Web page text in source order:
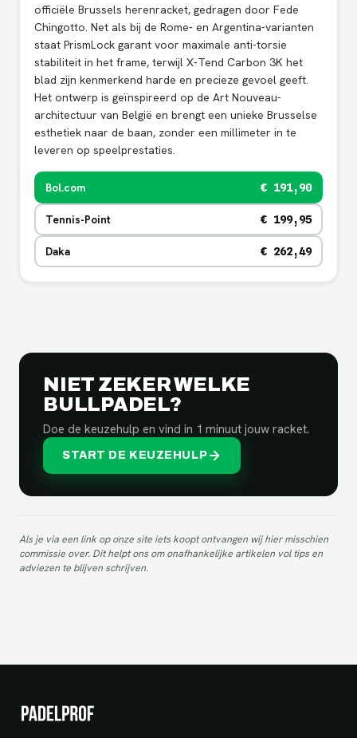
officiële Brussels herenracket, gedragen door Fede
Chingotto. Net als bij de Rome- en Argentina-varianten
staat PrismLock garant voor maximale anti-torsie
stabiliteit in het frame, terwijl X-Tend Carbon 3K het
blad zijn kenmerkend harde en precieze gevoel geeft.
Het ontwerp is geïnspireerd op de Art Nouveau-
architectuur van België en brengt een unieke Brusselse
esthetiek naar de baan, zonder een millimeter in te
leveren op speelprestaties.
Bol.com € 191,90
Tennis-Point € 199,95
Daka € 262,49
NIET ZEKER WELKE
BULLPADEL?
Doe de keuzehulp en vind in 1 minuut jouw racket.
START DE KEUZEHULP
Als je via een link op onze site iets koopt ontvangen wij hier misschien
commissie over. Dit helpt ons om onafhankelijke artikelen vol tips en
adviezen te blijven schrijven.